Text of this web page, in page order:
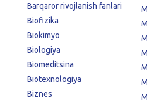
Barqaror rivojlanish fanlari
Biofizika
Biokimyo
Biologiya
Biomeditsina
Biotexnologiya
Biznes